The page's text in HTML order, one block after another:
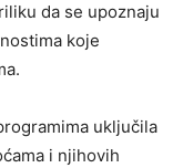
da se upoznaju
koje
uključila
i njihovih